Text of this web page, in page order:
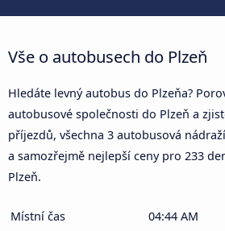
Vše o autobusech do Plzeň
Hledáte levný autobus do Plzeňa?
autobusové společnosti do Plzeň a
příjezdů, všechna 3 autobusová
a samozřejmě nejlepší ceny pro 233
Plzeň.
Místní čas
04:44 AM